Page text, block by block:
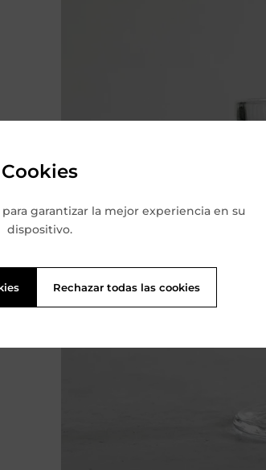
Cookies
garantizar la mejor experiencia en su
dispositivo.
Rechazar todas las cookies